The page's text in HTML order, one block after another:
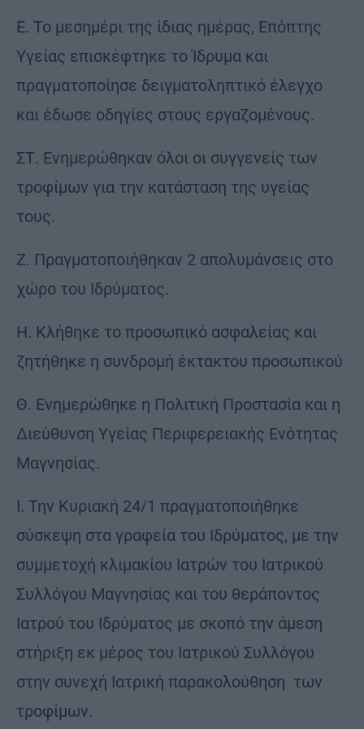
Ε. Το μεσημέρι της ίδιας ημέρας, Επόπτης
Υγείας επισκέφτηκε το Ίδρυμα και
πραγματοποίησε δειγματοληπτικό έλεγχο
και έδωσε οδηγίες στους εργαζομένους.
ΣΤ. Ενημερώθηκαν όλοι οι συγγενείς των
τροφίμων για την κατάσταση της υγείας
τους.
Ζ. Πραγματοποιήθηκαν 2 απολυμάνσεις στο
χώρο του Ιδρύματος.
Η. Κλήθηκε το προσωπικό ασφαλείας και
ζητήθηκε η συνδρομή έκτακτου προσωπικού
Θ. Ενημερώθηκε η Πολιτική Προστασία και η
Διεύθυνση Υγείας Περιφερειακής Ενότητας
Μαγνησίας.
Ι. Την Κυριακή 24/1 πραγματοποιήθηκε
σύσκεψη στα γραφεία του Ιδρύματος, με την
συμμετοχή κλιμακίου Ιατρών του Ιατρικού
Συλλόγου Μαγνησίας και του θεράποντος
Ιατρού του Ιδρύματος με σκοπό την άμεση
στήριξη εκ μέρος του Ιατρικού Συλλόγου
στην συνεχή Ιατρική παρακολούθηση των
τροφίμων.